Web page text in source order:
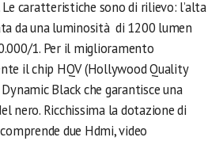
caratteristiche sono di rilievo: l’alta
da una luminosità di 1200 lumen
1. Per il miglioramento
il chip HQV (Hollywood Quality
Black che garantisce una
nero. Ricchissima la dotazione di
due Hdmi, video